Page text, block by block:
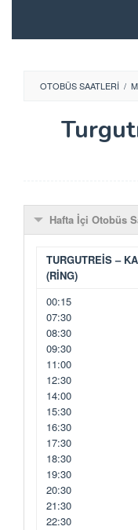
content
OTOBÜS SAATLERI /
Hafta İçi Otobüs
TURGUTREİS –
(RİNG)
00:15
07:30
08:30
09:30
11:00
12:30
14:00
15:30
16:30
17:30
18:30
19:30
20:30
21:30
22:30